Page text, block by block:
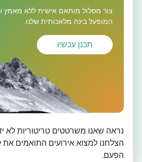
צור מסלול מותאם אישית ללא מאמץ
המופעל בינה מלאכותית שלנו.
תכנן עכשיו
נראה שאנו משרטטים טריטוריות לא
הצלחנו למצוא אירועים התואמים את
הפעם.
7